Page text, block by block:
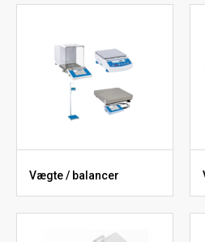
Vægte / balancer